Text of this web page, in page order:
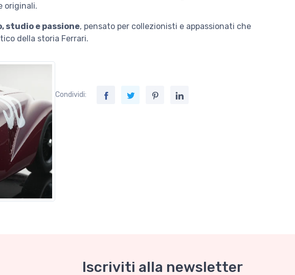
originali.
studio e passione, pensato per collezionisti e appassionati che
della storia Ferrari.
Condividi:
Iscriviti alla newsletter